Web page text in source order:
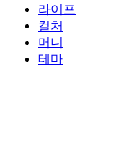
라이프
컬처
머니
테마